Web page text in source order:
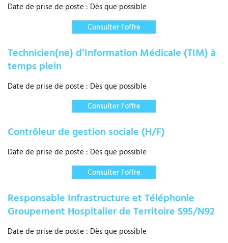
Date de prise de poste : Dès que possible
Consulter l'offre
Technicien(ne) d’Information Médicale (TIM) à
temps plein
Date de prise de poste : Dès que possible
Consulter l'offre
Contrôleur de gestion sociale (H/F)
Date de prise de poste : Dès que possible
Consulter l'offre
Responsable Infrastructure et Téléphonie
Groupement Hospitalier de Territoire S95/N92
Date de prise de poste : Dès que possible